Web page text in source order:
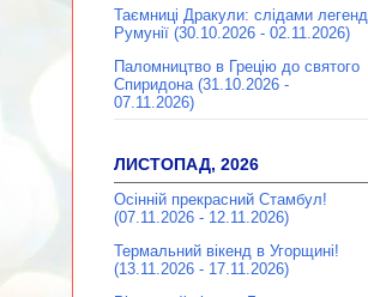
Таємниці Дракули: слідами легенд
Румунії (30.10.2026 - 02.11.2026)
Паломництво в Грецію до святого
Спиридона (31.10.2026 -
07.11.2026)
ЛИСТОПАД, 2026
Осінній прекрасний Стамбул!
(07.11.2026 - 12.11.2026)
Термальний вікенд в Угорщині!
(13.11.2026 - 17.11.2026)